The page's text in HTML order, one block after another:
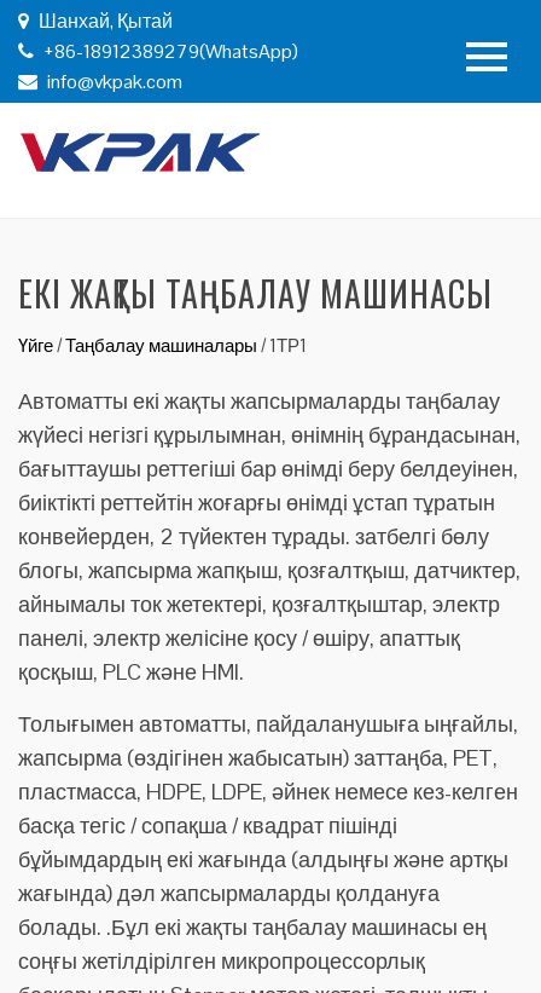
Шанхай, Қытай
+86-18912389279(WhatsApp)
info@vkpak.com
ЕКІ ЖАҚТЫ ТАҢБАЛАУ МАШИНАСЫ
Үйге/Таңбалау машиналары /1ТР1
Автоматты екі жақты жапсырмаларды таңбалау
жүйесі негізгі құрылымнан, өнімнің бұрандасынан,
бағыттаушы реттегіші бар өнімді беру белдеуінен,
биіктікті реттейтін жоғарғы өнімді ұстап тұратын
конвейерден, 2 түйектен тұрады. затбелгі бөлу
блогы, жапсырма жапқыш, қозғалтқыш, датчиктер,
айнымалы ток жетектері, қозғалтқыштар, электр
панелі, электр желісіне қосу / өшіру, апаттық
қосқыш, PLC және HMI.
Толығымен автоматты, пайдаланушыға ыңғайлы,
жапсырма (өздігінен жабысатын) заттаңба, PET,
пластмасса, HDPE, LDPE, әйнек немесе кез-келген
басқа тегіс / сопақша / квадрат пішінді
бұйымдардың екі жағында (алдыңғы және артқы
жағында) дәл жапсырмаларды қолдануға
болады. .Бұл екі жақты таңбалау машинасы ең
соңғы жетілдірілген микропроцессорлық